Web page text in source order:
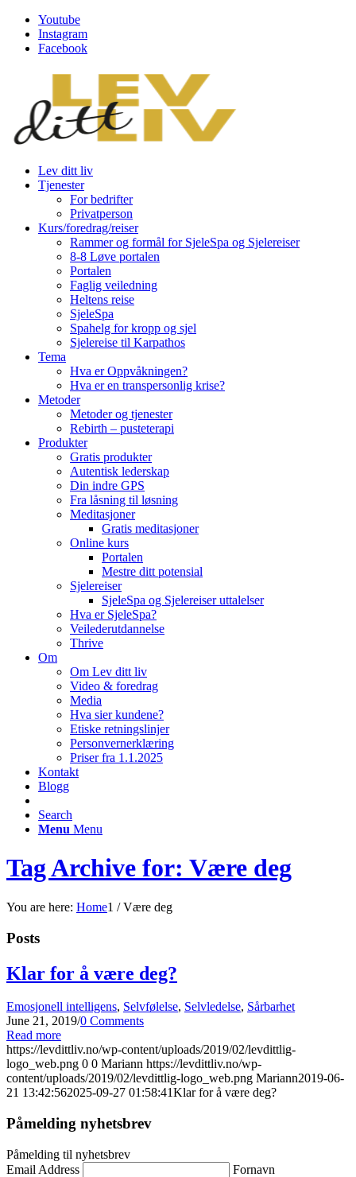
Youtube
Instagram
Facebook
Lev ditt liv
Tjenester
For bedrifter
Privatperson
Kurs/foredrag/reiser
Rammer og formål for SjeleSpa og Sjelereiser
8-8 Løve portalen
Portalen
Faglig veiledning
Heltens reise
SjeleSpa
Spahelg for kropp og sjel
Sjelereise til Karpathos
Tema
Hva er Oppvåkningen?
Hva er en transpersonlig krise?
Metoder
Metoder og tjenester
Rebirth – pusteterapi
Produkter
Gratis produkter
Autentisk lederskap
Din indre GPS
Fra låsning til løsning
Meditasjoner
Gratis meditasjoner
Online kurs
Portalen
Mestre ditt potensial
Sjelereiser
SjeleSpa og Sjelereiser uttalelser
Hva er SjeleSpa?
Veilederutdannelse
Thrive
Om
Om Lev ditt liv
Video & foredrag
Media
Hva sier kundene?
Etiske retningslinjer
Personvernerklæring
Priser fra 1.1.2025
Kontakt
Blogg
Search
Menu Menu
Tag Archive for: Være deg
You are here: Home1 / Være deg
Posts
Klar for å være deg?
Emosjonell intelligens, Selvfølelse, Selvledelse, Sårbarhet
June 21, 2019/0 Comments
Read more
https://levdittliv.no/wp-content/uploads/2019/02/levdittlig-
logo_web.png 0 0 Mariann https://levdittliv.no/wp-
content/uploads/2019/02/levdittlig-logo_web.png Mariann2019-06-
21 13:42:562025-09-27 01:58:41Klar for å være deg?
Påmelding nyhetsbrev
Påmelding til nyhetsbrev
Email Address
Fornavn